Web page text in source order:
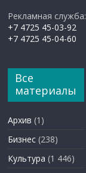
Рекламная служба:
+7 4725 45-03-92
+7 4725 45-04-60
Все
материалы
Архив (1)
Бизнес (238)
Культура (1 446)